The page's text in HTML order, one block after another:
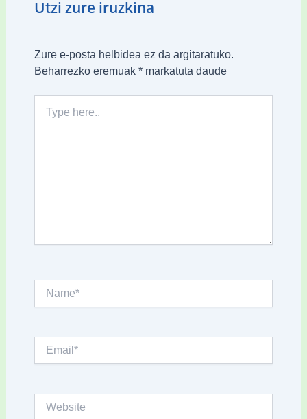
Utzi zure iruzkina
Zure e-posta helbidea ez da argitaratuko.
Beharrezko eremuak *markatuta daude
here..